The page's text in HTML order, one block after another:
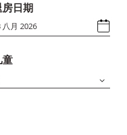
房日期
童